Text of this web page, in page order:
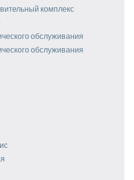
комплекс
обслуживания
обслуживания